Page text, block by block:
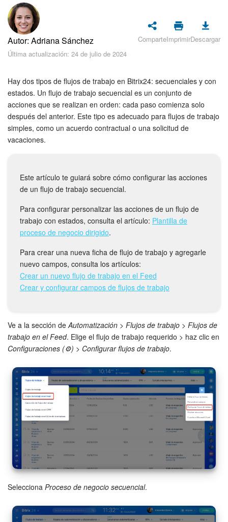
Seguridad
Planes y pagos
Cómo empezar
Feed
Messenger
Collabs
Bitrix24 Drive
Webmail
Grupos de trabajo
Tareas y proyectos
CoPilot - IA en Bitrix24
Reserva
Contact center
Sales center
CRM Analytics
BI Builder
Bitrix24 Market
Sitios web
Tienda Online
Autor: Adriana Sánchez
Última actualización: 24 de julio de 2024
ComparteImprimirDescargar
Hay dos tipos de flujos de trabajo en Bitrix24: secuenciales y con
estados. Un flujo de trabajo secuencial es un conjunto de
acciones que se realizan en orden: cada paso comienza solo
después del anterior. Este tipo es adecuado para flujos de trabajo
simples, como un acuerdo contractual o una solicitud de
vacaciones.
Este artículo te guiará sobre cómo configurar las acciones
de un flujo de trabajo secuencial.
Para configurar personalizar las acciones de un flujo de
trabajo con estados, consulta el artículo: Plantilla de
proceso de negocio dirigido.
Para crear una nueva ficha de flujo de trabajo y agregarle
nuevo campos, consulta los artículos:
Crear un nuevo flujo de trabajo en el Feed
Crear y configurar campos de flujos de trabajo
Ve a la sección deAutomatización > Flujos de trabajo > Flujos de
trabajo en el Feed. Elige el flujo de trabajo requerido > haz clic en
Configuraciones (⚙️) > Configurar flujos de trabajo.
Selecciona Proceso de negocio secuencial.